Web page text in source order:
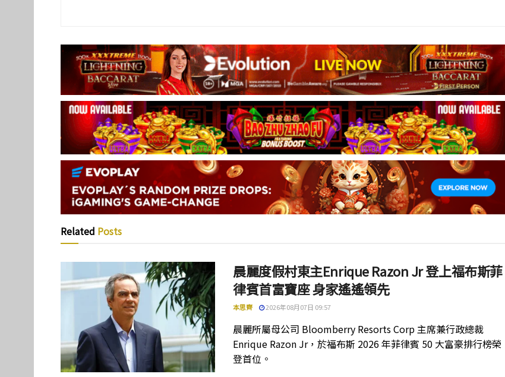
Related Posts
晨麗度假村東主Enrique Razon Jr 登上福布斯菲
律賓首富寶座 身家遙遙領先
本思齊 2026年08月07日 09:57
晨麗所屬母公司 Bloomberry Resorts Corp 主席兼行政總裁
Enrique Razon Jr，於福布斯 2026 年菲律賓 50 大富豪排行榜榮
登首位。